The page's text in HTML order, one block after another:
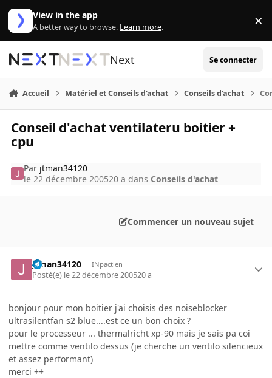
Aller au contenu
View in the app
A better way to browse. Learn more. ×
Next Se connecter
Accueil Matériel et Conseils d'achat Conseils d'achat
Conseil d'achat ventilateru boitier +
cpu
Par jtman34120
le 22 décembre 200520 a dans Conseils d'achat
Commencer un nouveau sujet
jtman34120 INpactien
Posté(e) le 22 décembre 200520 a
bonjour pour mon boitier j'ai choisis des noiseblocker
ultrasilentfan s2 blue....est ce un bon choix ?
pour le processeur ... thermalricht xp-90 mais je sais pa coi
mettre comme ventilo dessus (je cherche un ventilo silencieux
et assez performant)
merci ++